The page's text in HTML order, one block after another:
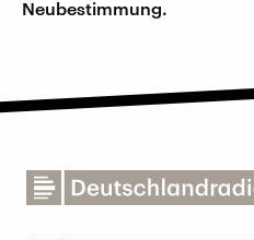
Neubestimmung.